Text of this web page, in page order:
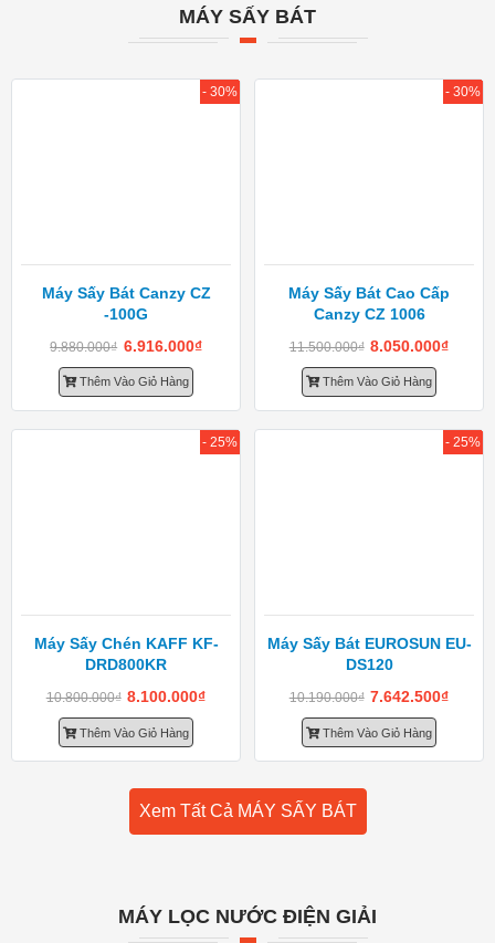
MÁY SẤY BÁT
Máy Sấy Bát Canzy CZ
-100G
9.880.000₫ 6.916.000₫
Thêm Vào Giỏ Hàng
- 30%
Máy Sấy Bát Cao Cấp
Canzy CZ 1006
11.500.000₫ 8.050.000₫
Thêm Vào Giỏ Hàng
- 30%
Máy Sấy Chén KAFF KF-
DRD800KR
10.800.000₫ 8.100.000₫
Thêm Vào Giỏ Hàng
- 25%
Máy Sấy Bát EUROSUN EU-
DS120
10.190.000₫ 7.642.500₫
Thêm Vào Giỏ Hàng
- 25%
Xem Tất Cả MÁY SẤY BÁT
MÁY LỌC NƯỚC ĐIỆN GIẢI